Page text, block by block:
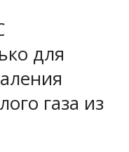
для
газа из